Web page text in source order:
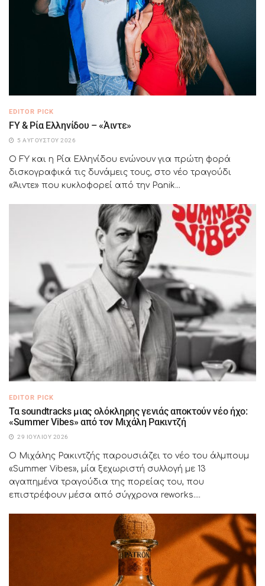
EDITOR PICK
FY & Ρία Ελληνίδου – «Άιντε»
5 ΑΥΓΟΎΣΤΟΥ 2026
Ο FY και η Ρία Ελληνίδου ενώνουν για πρώτη φορά
δισκογραφικά τις δυνάμεις τους, στο νέο τραγούδι
«Άιντε» που κυκλοφορεί από την Panik...
EDITOR PICK
Τα soundtracks μιας ολόκληρης γενιάς αποκτούν νέο ήχο:
«Summer Vibes» από τον Μιχάλη Ρακιντζή
29 ΙΟΥΛΊΟΥ 2026
Ο Μιχάλης Ρακιντζής παρουσιάζει το νέο του άλμπουμ
«Summer Vibes», μία ξεχωριστή συλλογή με 13
αγαπημένα τραγούδια της πορείας του, που
επιστρέφουν μέσα από σύγχρονα reworks....